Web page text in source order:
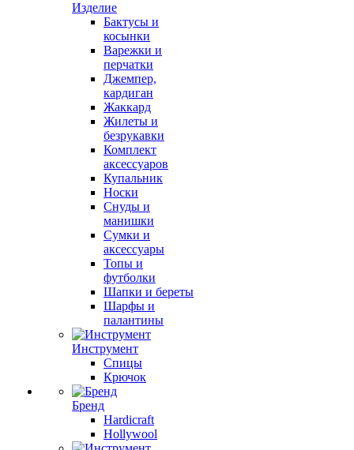
Изделие
Бактусы и
косынки
Варежки и
перчатки
Джемпер,
кардиган
Жаккард
Жилеты и
безрукавки
Комплект
аксессуаров
Купальник
Носки
Снуды и
манишки
Сумки и
аксессуары
Топы и
футболки
Шапки и береты
Шарфы и
палантины
Инструмент
Спицы
Крючок
Бренд
Hardicraft
Hollywool